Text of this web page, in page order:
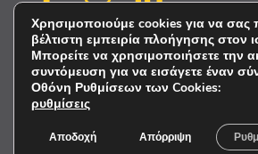
Πολιτική
Liafarm
Χρησιμοποιούμε cookies για να
βέλτιστη εμπειρία πλοήγησης στον
Μπορείτε να χρησιμοποιήσετε την
συντόμευση για να εισάγετε έναν
Οθόνη Ρυθμίσεων των Cookies:
ρυθμίσεις
Αποδοχή Απόρριψη